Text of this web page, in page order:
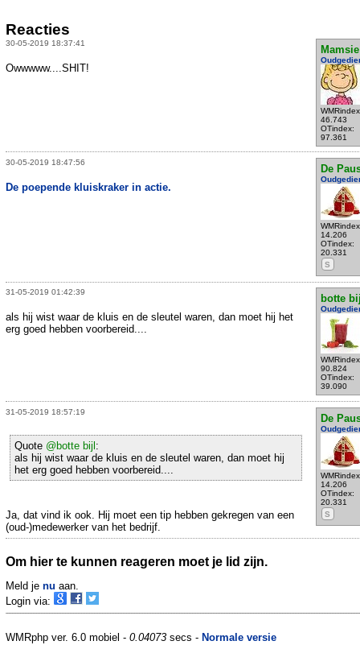
Reacties
30-05-2019 18:37:41
Mamsie
46.743
OTindex:
97.361
Owwwww....SHIT!
30-05-2019 18:47:56
De
14.206
OTindex:
20.331
S
De poepende kluiskraker in actie.
31-05-2019 01:42:39
botte
90.824
OTindex:
39.090
als hij wist waar de kluis en de sleutel waren, dan moet hij het
erg goed hebben voorbereid....
31-05-2019 18:57:19
De
14.206
OTindex:
20.331
S
Quote @botte bijl:
als hij wist waar de kluis en de sleutel waren, dan moet hij
het erg goed hebben voorbereid....
Ja, dat vind ik ook. Hij moet een tip hebben gekregen van een
(oud-)medewerker van het bedrijf.
Om hier te kunnen reageren moet je lid zijn.
Meld je nu aan.
Login via:
WMRphp ver. 6.0 mobiel - 0.04073 secs - Normale versie